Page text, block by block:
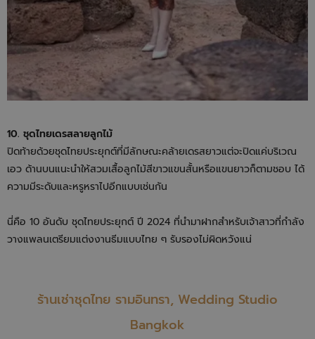
10. ชุดไทยเดรสลายลูกไม้
ปิดท้ายด้วยชุดไทยประยุกต์ที่มีลักษณะคล้ายเดรสยาวแต่จะปิดแค่บริเวณ
เอว ด้านบนแนะนำให้สวมเสื้อลูกไม้สีขาวแขนสั้นหรือแขนยาวก็ตามชอบ ได้
ความมีระดับและหรูหราไปอีกแบบเช่นกัน
นี่คือ 10 อันดับ ชุดไทยประยุกต์ ปี 2024 ที่นำมาฝากสำหรับเจ้าสาวที่กำลัง
วางแพลนเตรียมแต่งงานธีมแบบไทย ๆ รับรองไม่ผิดหวังแน่
ร้านเช่าชุดไทย รามอินทรา, Wedding Studio
Bangkok